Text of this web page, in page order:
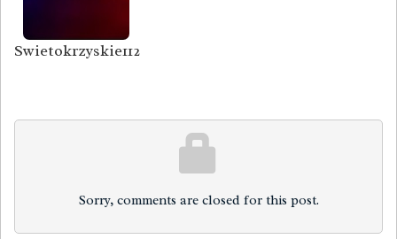
Swietokrzyskie112
Sorry, comments are closed for this post.